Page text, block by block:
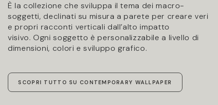
È la collezione che sviluppa il tema dei macro-
soggetti, declinati su misura a parete per creare veri
e propri racconti verticali dall’alto impatto
visivo. Ogni soggetto è personalizzabile a livello di
dimensioni, colori e sviluppo grafico.
SCOPRI TUTTO SU CONTEMPORARY WALLPAPER